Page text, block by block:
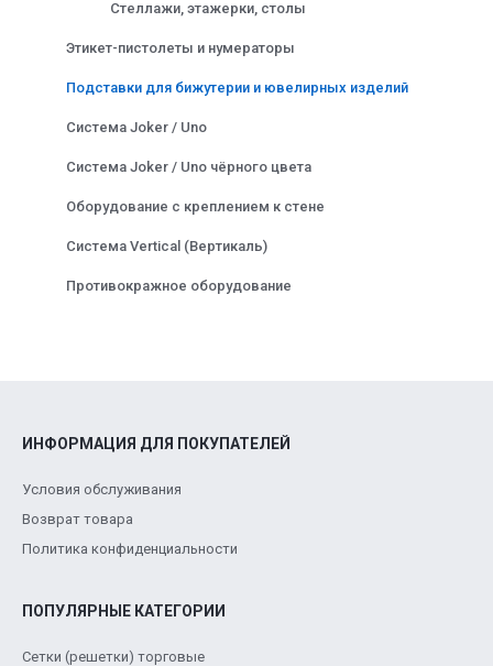
Стеллажи, этажерки, столы
Этикет-пистолеты и нумераторы
Подставки для бижутерии и ювелирных изделий
Система Joker / Uno
Система Joker / Uno чёрного цвета
Оборудование с креплением к стене
Система Vertical (Вертикаль)
Противокражное оборудование
ИНФОРМАЦИЯ ДЛЯ ПОКУПАТЕЛЕЙ
Условия обслуживания
Возврат товара
Политика конфиденциальности
ПОПУЛЯРНЫЕ КАТЕГОРИИ
Сетки (решетки) торговые